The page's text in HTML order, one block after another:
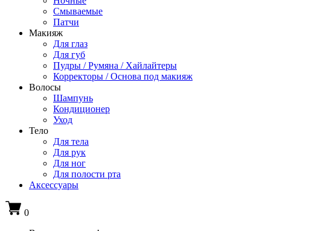
Смываемые
Патчи
Макияж
Для глаз
Для губ
Пудры / Румяна / Хайлайтеры
Корректоры / Основа под макияж
Волосы
Шампунь
Кондиционер
Уход
Тело
Для тела
Для рук
Для ног
Для полости рта
Аксессуары
0